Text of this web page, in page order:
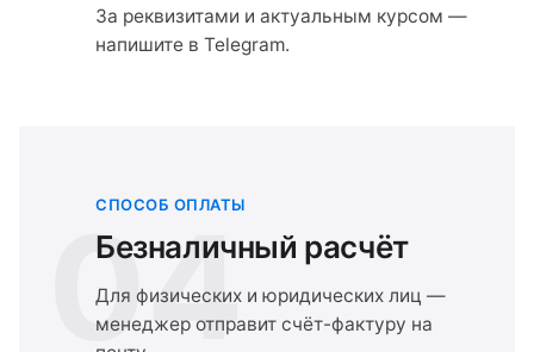
За реквизитами и актуальным курсом —
напишите в Telegram.
04
СПОСОБ ОПЛАТЫ
Безналичный расчёт
Для физических и юридических лиц —
менеджер отправит счёт-фактуру на